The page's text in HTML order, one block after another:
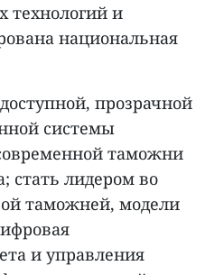
технологий и
национальная
прозрачной
системы
таможни
стать лидером во
таможней, модели
и управления